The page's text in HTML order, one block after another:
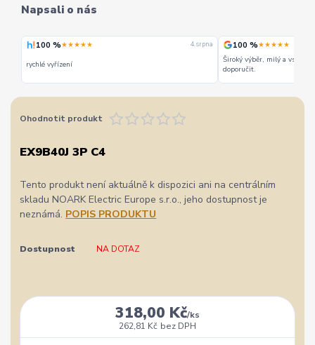
Napsali o nás
100 %★★★★★ 4. srpna
Široký výběr, milý a vstřícný personál. Mohu jedině
doporučit.
100 %★★★★★
Vše super
Ohodnotit produkt
EX9B40J 3P C4
Tento produkt není aktuálně k dispozici ani na centrálním
skladu NOARK Electric Europe s.r.o., jeho dostupnost je
neznámá. POPIS PRODUKTU
Dostupnost NA DOTAZ
318,00 Kč/ks
262,81 Kč bez DPH